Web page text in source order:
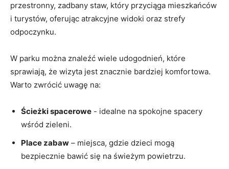
⁢przestronny,⁣ zadbany staw, który ‌przyciąga mieszkańców
‌i turystów, oferując atrakcyjne widoki oraz strefy
odpoczynku.
W parku można znaleźć wiele udogodnień, które
sprawiają, że wizyta jest znacznie‍ bardziej komfortowa.
Warto zwrócić uwagę na:
Ścieżki spacerowe -⁢ idealne na spokojne spacery
wśród zieleni.
Place zabaw – ⁤miejsca, gdzie dzieci mogą
bezpiecznie bawić się na świeżym powietrzu.